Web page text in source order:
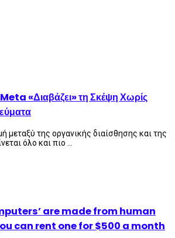
«Διαβάζει» τη Σκέψη Χωρίς
μεταξύ της οργανικής διαίσθησης και της
όλο και πιο ...
are made from human
can rent one for $500 a month